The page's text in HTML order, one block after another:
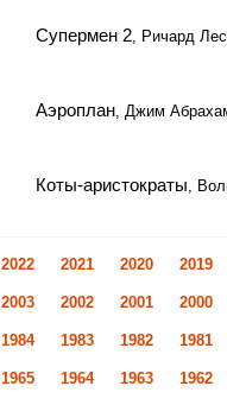
Супермен 2, Ричард
Аэроплан, Джим
Коты-аристократы,
2022 2021 2020 2019
2003 2002 2001 2000
1984 1983 1982 1981
1965 1964 1963 1962